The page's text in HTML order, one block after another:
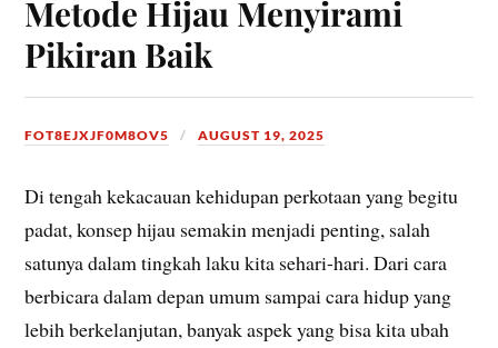
Metode Hijau Menyirami
Pikiran Baik
FOT8EJXJF0M8OV5 AUGUST 19, 2025
Di tengah kekacauan kehidupan perkotaan yang begitu
padat, konsep hijau semakin menjadi penting, salah
satunya dalam tingkah laku kita sehari-hari. Dari cara
berbicara dalam depan umum sampai cara hidup yang
lebih berkelanjutan, banyak aspek yang bisa kita ubah